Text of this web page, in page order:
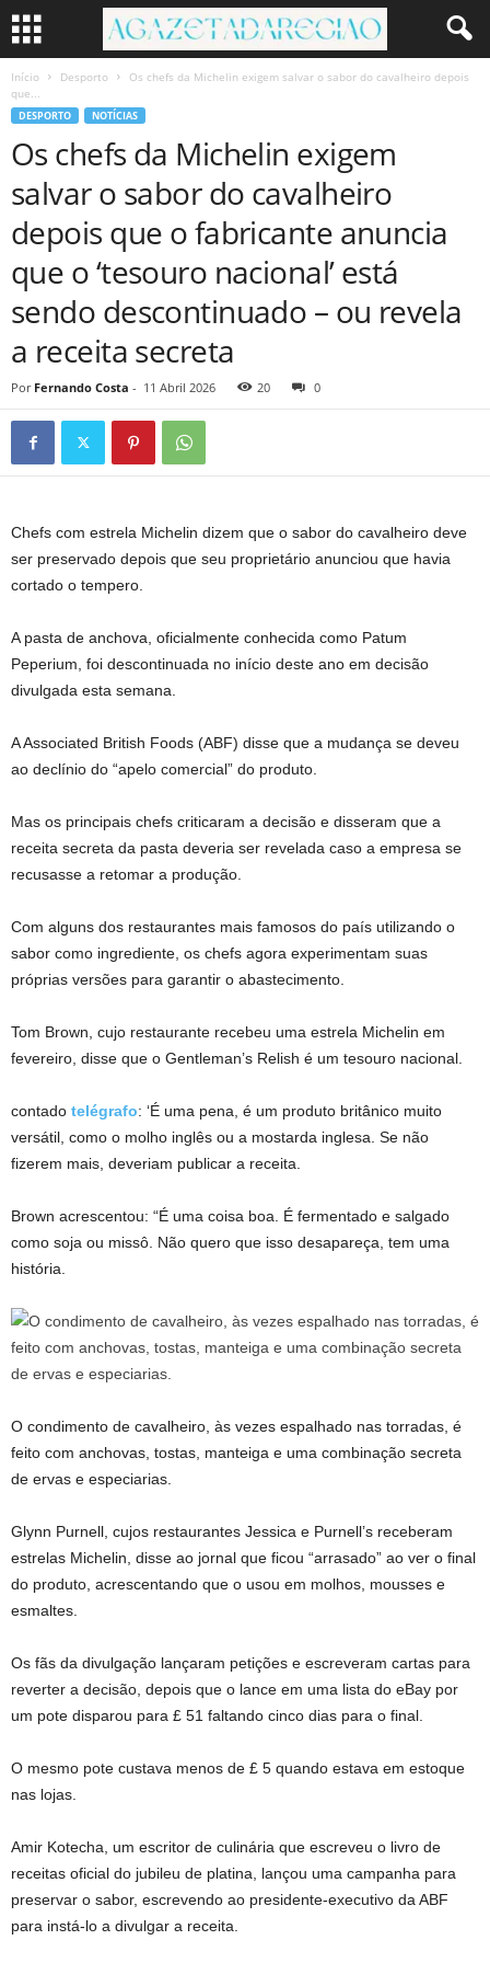
Início Desporto
Os chefs da Michelin exigem salvar o sabor do cavalheiro depois
que...
DESPORTO NOTÍCIAS
Os chefs da Michelin exigem
salvar o sabor do cavalheiro
depois que o fabricante anuncia
que o ‘tesouro nacional’ está
sendo descontinuado – ou revela
a receita secreta
Por Fernando Costa - 11 Abril 2026 20 0
Chefs com estrela Michelin dizem que o sabor do cavalheiro deve
ser preservado depois que seu proprietário anunciou que havia
cortado o tempero.
A pasta de anchova, oficialmente conhecida como Patum
Peperium, foi descontinuada no início deste ano em decisão
divulgada esta semana.
A Associated British Foods (ABF) disse que a mudança se deveu
ao declínio do “apelo comercial” do produto.
Mas os principais chefs criticaram a decisão e disseram que a
receita secreta da pasta deveria ser revelada caso a empresa se
recusasse a retomar a produção.
Com alguns dos restaurantes mais famosos do país utilizando o
sabor como ingrediente, os chefs agora experimentam suas
próprias versões para garantir o abastecimento.
Tom Brown, cujo restaurante recebeu uma estrela Michelin em
fevereiro, disse que o Gentleman’s Relish é um tesouro nacional.
contado telégrafo: ‘É uma pena, é um produto britânico muito
versátil, como o molho inglês ou a mostarda inglesa. Se não
fizerem mais, deveriam publicar a receita.
Brown acrescentou: “É uma coisa boa. É fermentado e salgado
como soja ou missô. Não quero que isso desapareça, tem uma
história.
O condimento de cavalheiro, às vezes espalhado nas torradas, é
feito com anchovas, tostas, manteiga e uma combinação secreta
de ervas e especiarias.
Glynn Purnell, cujos restaurantes Jessica e Purnell’s receberam
estrelas Michelin, disse ao jornal que ficou “arrasado” ao ver o final
do produto, acrescentando que o usou em molhos, mousses e
esmaltes.
Os fãs da divulgação lançaram petições e escreveram cartas para
reverter a decisão, depois que o lance em uma lista do eBay por
um pote disparou para £ 51 faltando cinco dias para o final.
O mesmo pote custava menos de £ 5 quando estava em estoque
nas lojas.
Amir Kotecha, um escritor de culinária que escreveu o livro de
receitas oficial do jubileu de platina, lançou uma campanha para
preservar o sabor, escrevendo ao presidente-executivo da ABF
para instá-lo a divulgar a receita.